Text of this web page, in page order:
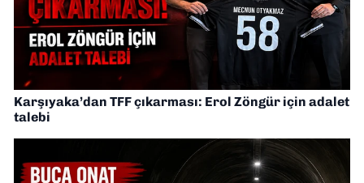
Karşıyaka’dan TFF çıkarması: Erol Zöngür için adalet
talebi